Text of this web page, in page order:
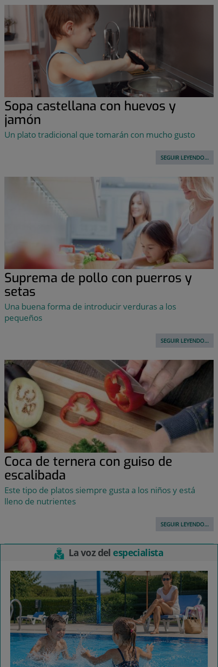
Sopa castellana con huevos y
jamón
Un plato tradicional que tomarán con mucho gusto
SEGUIR LEYENDO...
Suprema de pollo con puerros y
setas
Una buena forma de introducir verduras a los
pequeños
SEGUIR LEYENDO...
Coca de ternera con guiso de
escalibada
Este tipo de platos siempre gusta a los niños y está
lleno de nutrientes
SEGUIR LEYENDO...
La voz del especialista